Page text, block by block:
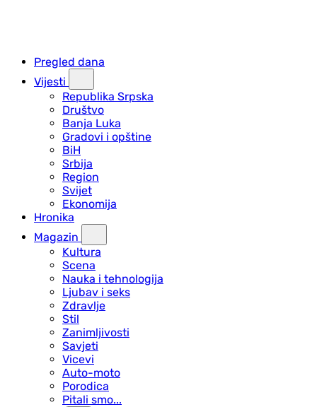
Pregled dana
Vijesti
Republika Srpska
Društvo
Banja Luka
Gradovi i opštine
BiH
Srbija
Region
Svijet
Ekonomija
Hronika
Magazin
Kultura
Scena
Nauka i tehnologija
Ljubav i seks
Zdravlje
Stil
Zanimljivosti
Savjeti
Vicevi
Auto-moto
Porodica
Pitali smo...